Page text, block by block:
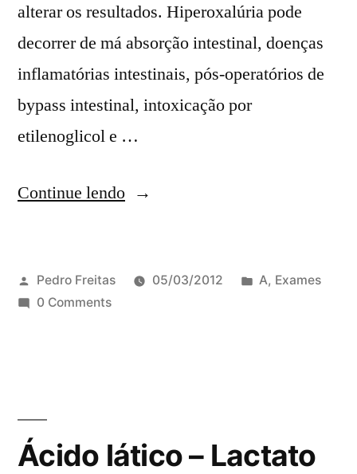
alterar os resultados. Hiperoxalúria pode
decorrer de má absorção intestinal, doenças
inflamatórias intestinais, pós-operatórios de
bypass intestinal, intoxicação por
etilenoglicol e …
Continue lendo
Pedro Freitas 05/03/2012 A, Exames
0 Comments
Ácido lático – Lactato